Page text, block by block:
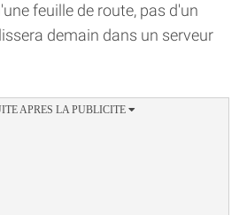
feuille de route, pas d'un
demain dans un serveur